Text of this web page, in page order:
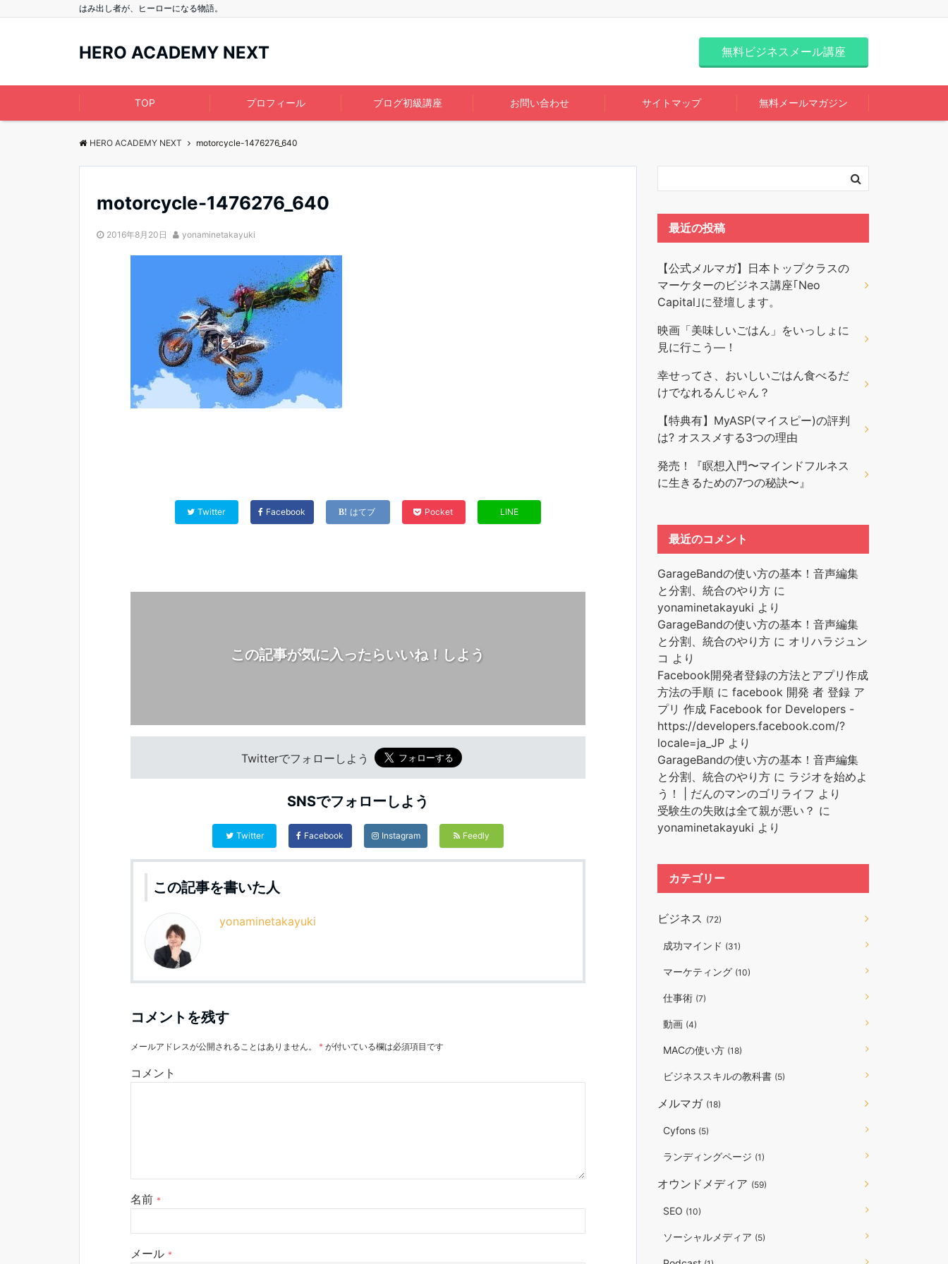
はみ出し者が、ヒーローになる物語。
HERO ACADEMY NEXT 無料ビジネスメール講座
TOP プロフィール ブログ初級講座 お問い合わせ サイトマップ 無料メールマガジン
HERO ACADEMY NEXT motorcycle-1476276_640
motorcycle-1476276_640
2016年8月20日 yonaminetakayuki
Twitter Facebook はてブ Pocket LINE
この記事が気に入ったらいいね！しよう
Twitterでフォローしよう
SNSでフォローしよう
Twitter Facebook Instagram Feedly
この記事を書いた人
yonaminetakayuki
コメントを残す
メールアドレスが公開されることはありません。 * が付いている欄は必須項目です
コメント
名前 *
メール *
最近の投稿
【公式メルマガ】日本トップクラスの
マーケターのビジネス講座｢Neo
Capital｣に登壇します。
映画「美味しいごはん」をいっしょに
見に行こう―！
幸せってさ、おいしいごはん食べるだ
けでなれるんじゃん？
【特典有】MyASP(マイスピー)の評判
は? オススメする3つの理由
発売！『瞑想入門〜マインドフルネス
に生きるための7つの秘訣〜』
最近のコメント
GarageBandの使い方の基本！音声編集
と分割、統合のやり方 に
yonaminetakayuki より
GarageBandの使い方の基本！音声編集
と分割、統合のやり方 に オリハラジュン
コ より
Facebook開発者登録の方法とアプリ作成
方法の手順 に facebook 開発 者 登録 ア
プリ 作成 Facebook for Developers -
https://developers.facebook.com/?
locale=ja_JP より
GarageBandの使い方の基本！音声編集
と分割、統合のやり方 に ラジオを始めよ
う！ | だんのマンのゴリライフ より
受験生の失敗は全て親が悪い？ に
yonaminetakayuki より
カテゴリー
ビジネス (72)
成功マインド (31)
マーケティング (10)
仕事術 (7)
動画 (4)
MACの使い方 (18)
ビジネススキルの教科書 (5)
メルマガ (18)
Cyfons (5)
ランディングページ (1)
オウンドメディア (59)
SEO (10)
ソーシャルメディア (5)